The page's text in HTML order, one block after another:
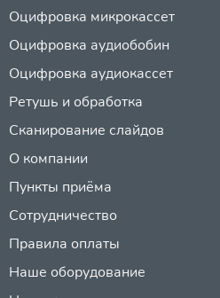
Оцифровка микрокассет
Оцифровка аудиобобин
Оцифровка аудиокассет
Ретушь и обработка
Сканирование слайдов
О компании
Пункты приёма
Сотрудничество
Правила оплаты
Наше оборудование